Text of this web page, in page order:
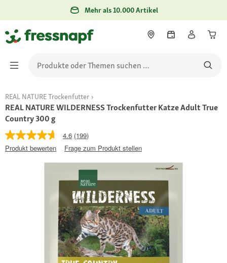
Mehr als 10.000 Artikel
REAL NATURE Trockenfutter
REAL NATURE WILDERNESS Trockenfutter Katze Adult True
Country 300 g
4.6 (199)
Produkt bewerten
Frage zum Produkt stellen